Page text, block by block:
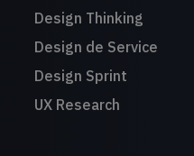
Design Thinking
Design de Service
Design Sprint
UX Research